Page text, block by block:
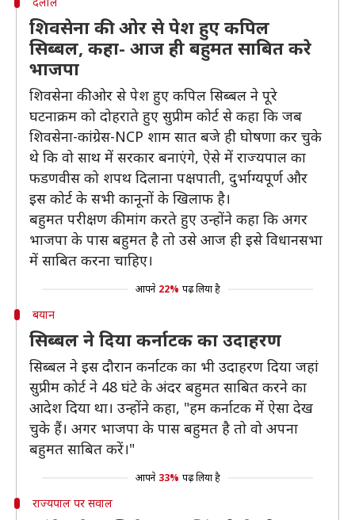
शिवसेना की ओर से पेश हुए कपिल
सिब्बल, कहा- आज ही बहुमत साबित करे
भाजपा
शिवसेना की ओर से पेश हुए कपिल सिब्बल ने पूरे
घटनाक्रम को दोहराते हुए सुप्रीम कोर्ट से कहा कि जब
शिवसेना-कांग्रेस-NCP शाम सात बजे ही घोषणा कर चुके
थे कि वो साथ में सरकार बनाएंगे, ऐसे में राज्यपाल का
फडणवीस को शपथ दिलाना पक्षपाती, दुर्भाग्यपूर्ण और
इस कोर्ट के सभी कानूनों के खिलाफ है।
बहुमत परीक्षण की मांग करते हुए उन्होंने कहा कि अगर
भाजपा के पास बहुमत है तो उसे आज ही इसे विधानसभा
में साबित करना चाहिए।
आपने 22% पढ़ लिया है
बयान
सिब्बल ने दिया कर्नाटक का उदाहरण
सिब्बल ने इस दौरान कर्नाटक का भी उदाहरण दिया जहां
सुप्रीम कोर्ट ने 48 घंटे के अंदर बहुमत साबित करने का
आदेश दिया था। उन्होंने कहा, "हम कर्नाटक में ऐसा देख
चुके हैं। अगर भाजपा के पास बहुमत है तो वो अपना
बहुमत साबित करें।"
आपने 33% पढ़ लिया है
राज्यपाल पर सवाल